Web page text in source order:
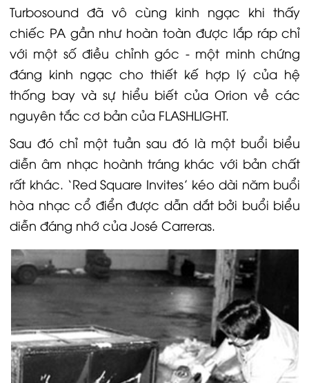
Turbosound đã vô cùng kinh ngạc khi thấy
chiếc PA gần như hoàn toàn được lắp ráp chỉ
với một số điều chỉnh góc - một minh chứng
đáng kinh ngạc cho thiết kế hợp lý của hệ
thống bay và sự hiểu biết của Orion về các
nguyên tắc cơ bản của FLASHLIGHT.
Sau đó chỉ một tuần sau đó là một buổi biểu
diễn âm nhạc hoành tráng khác với bản chất
rất khác. ‘Red Square Invites’ kéo dài năm buổi
hòa nhạc cổ điển được dẫn dắt bởi buổi biểu
diễn đáng nhớ của José Carreras.